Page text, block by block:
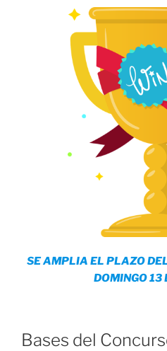
SE AMPLIA EL PLAZO
DOMINGO 13
Bases del